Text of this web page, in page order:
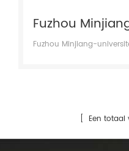
Fuzhou
Fuzhou Minjiang-
[ Een totaal